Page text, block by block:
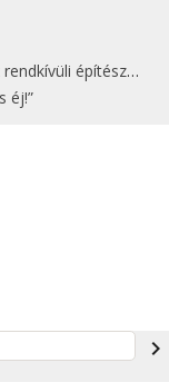
építészeti kincsei
éj!”
navigate_next